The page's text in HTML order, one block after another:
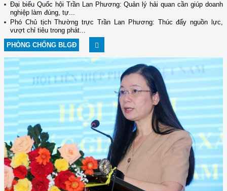
Đại biểu Quốc hội Trần Lan Phương: Quản lý hải quan cần giúp doanh
nghiệp làm đúng, tự...
Phó Chủ tịch Thường trực Trần Lan Phương: Thúc đẩy nguồn lực,
vượt chỉ tiêu trong phát...
PHÒNG CHỐNG BLGĐ